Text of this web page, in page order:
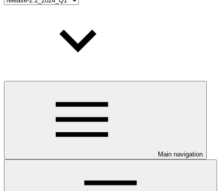
Main navigation